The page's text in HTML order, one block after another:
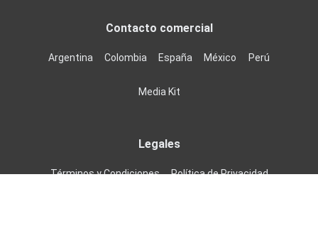
Contacto comercial
Argentina Colombia España México Perú
Media Kit
Legales
Términos y Condiciones Política de Privacidad